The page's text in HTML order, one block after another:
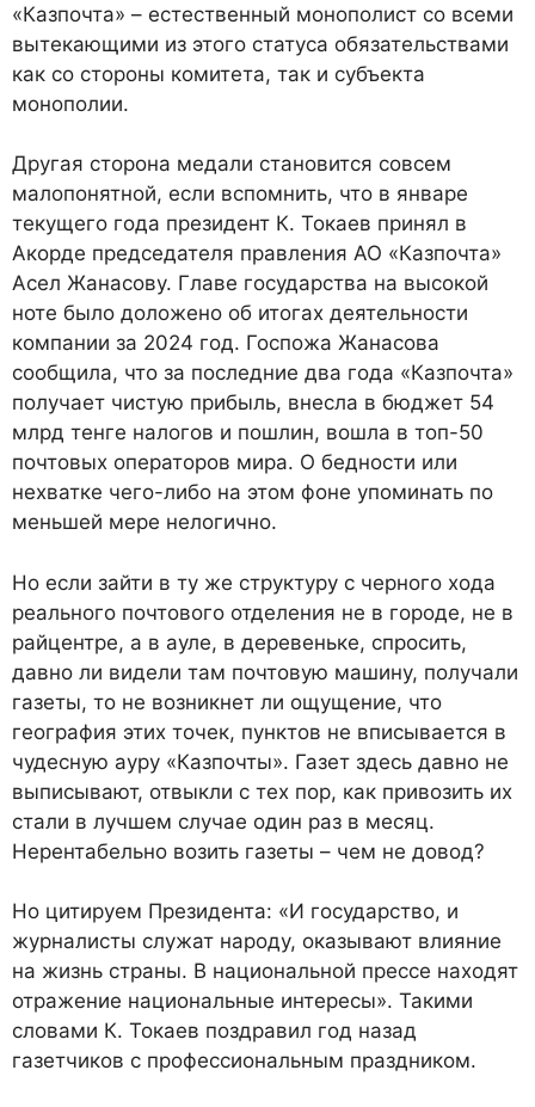
«Казпочта» – естественный монополист со всеми
вытекающими из этого статуса обязательствами
как со стороны комитета, так и субъекта
монополии.
Другая сторона медали становится совсем
малопонятной, если вспомнить, что в январе
текущего года президент К. Токаев принял в
Акорде председателя правления АО «Казпочта»
Асел Жанасову. Главе государства на высокой
ноте было доложено об итогах деятельности
компании за 2024 год. Госпожа Жанасова
сообщила, что за последние два года «Казпочта»
получает чистую прибыль, внесла в бюджет 54
млрд тенге налогов и пошлин, вошла в топ-50
почтовых операторов мира. О бедности или
нехватке чего-либо на этом фоне упоминать по
меньшей мере нелогично.
Но если зайти в ту же структуру с черного хода
реального почтового отделения не в городе, не в
райцентре, а в ауле, в деревеньке, спросить,
давно ли видели там почтовую машину, получали
газеты, то не возникнет ли ощущение, что
география этих точек, пунктов не вписывается в
чудесную ауру «Казпочты». Газет здесь давно не
выписывают, отвыкли с тех пор, как привозить их
стали в лучшем случае один раз в месяц.
Нерентабельно возить газеты – чем не довод?
Но цитируем Президента: «И государство, и
журналисты служат народу, оказывают влияние
на жизнь страны. В национальной прессе находят
отражение национальные интересы». Такими
словами К. Токаев поздравил год назад
газетчиков с профессиональным праздником.